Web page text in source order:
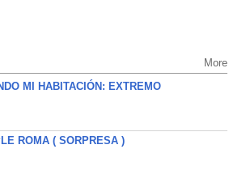
More
MI HABITACIÓN: EXTREMO
ROMA ( SORPRESA )